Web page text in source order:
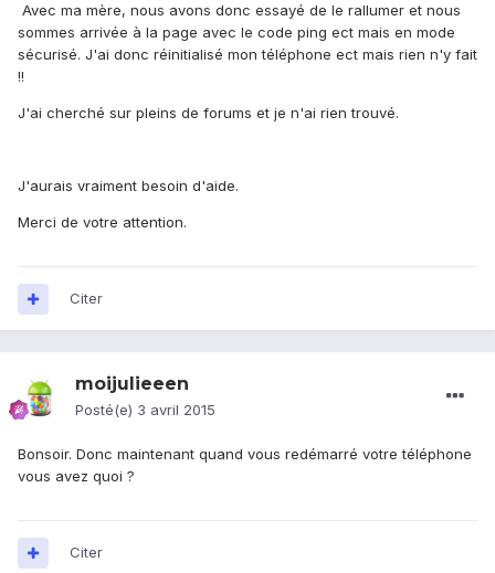
Avec ma mère, nous avons donc essayé de le rallumer et nous
sommes arrivée à la page avec le code ping ect mais en mode
sécurisé. J'ai donc réinitialisé mon téléphone ect mais rien n'y fait
!!
J'ai cherché sur pleins de forums et je n'ai rien trouvé.
J'aurais vraiment besoin d'aide.
Merci de votre attention.
Citer
moijulieeen
Posté(e) 3 avril 2015
Bonsoir. Donc maintenant quand vous redémarré votre téléphone
vous avez quoi ?
Citer